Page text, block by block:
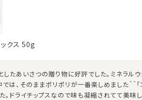
クス 50g
したあいさつの贈り物に好評でした。ミネラル
は、そのままポリポリが一番楽しめました＾＾
。ドライチップスなので味も凝縮されてて美味